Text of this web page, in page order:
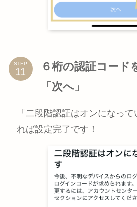
STEP
６桁の認証コード
「次へ」
「二段階認証はオンになっ
れば設定完了です！